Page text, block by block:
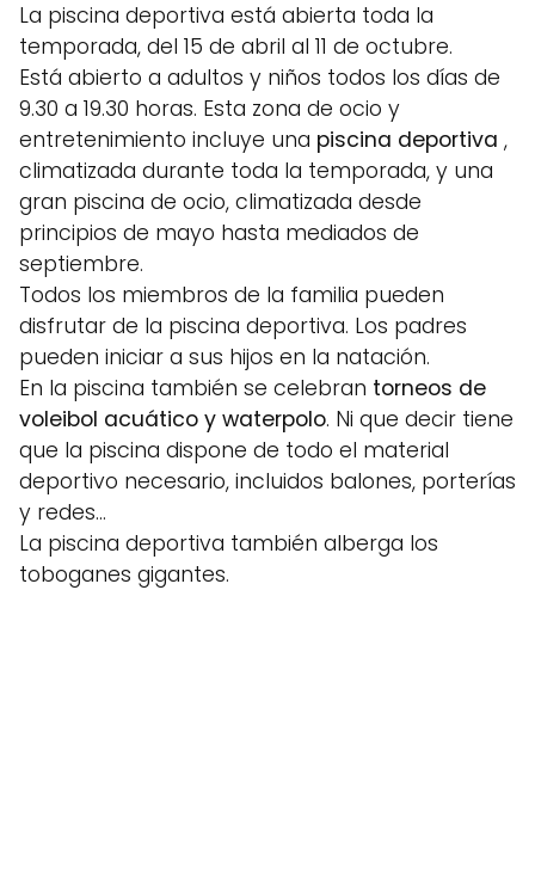
La piscina deportiva está abierta toda la
temporada, del 15 de abril al 11 de octubre.
Está abierto a adultos y niños todos los días de
9.30 a 19.30 horas. Esta zona de ocio y
entretenimiento incluye una piscina deportiva ,
climatizada durante toda la temporada, y una
gran piscina de ocio, climatizada desde
principios de mayo hasta mediados de
septiembre.
Todos los miembros de la familia pueden
disfrutar de la piscina deportiva. Los padres
pueden iniciar a sus hijos en la natación.
En la piscina también se celebran torneos de
voleibol acuático y waterpolo. Ni que decir tiene
que la piscina dispone de todo el material
deportivo necesario, incluidos balones, porterías
y redes…
La piscina deportiva también alberga los
toboganes gigantes.